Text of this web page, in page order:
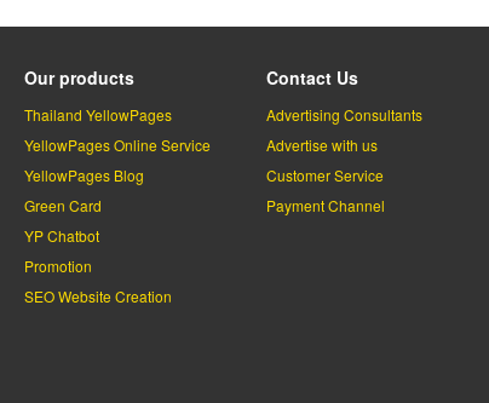
Our products
Thailand YellowPages
YellowPages Online Service
YellowPages Blog
Green Card
YP Chatbot
Promotion
SEO Website Creation
Contact Us
Advertising Consultants
Advertise with us
Customer Service
Payment Channel